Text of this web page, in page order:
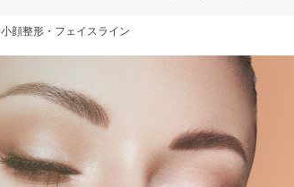
小顔整形・フェイスライン